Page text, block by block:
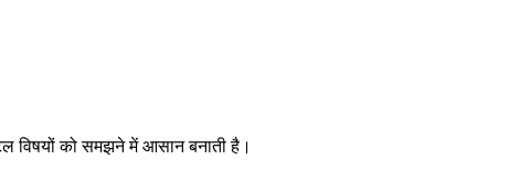
विषयों को समझने में आसान बनाती है।